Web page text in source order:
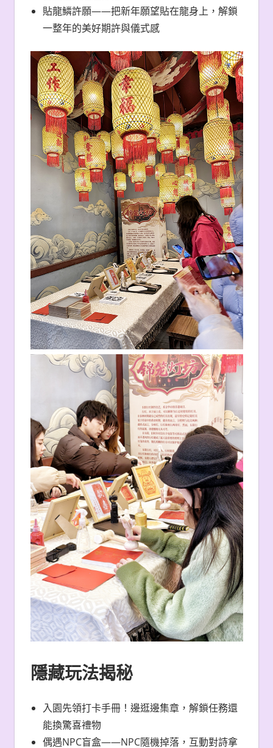
貼龍鱗許願——把新年願望貼在龍身上，解鎖
一整年的美好期許與儀式感
隱藏玩法揭秘
入園先領打卡手冊！邊逛邊集章，解鎖任務還
能換驚喜禮物
偶遇NPC盲盒——NPC隨機掉落，互動對詩拿